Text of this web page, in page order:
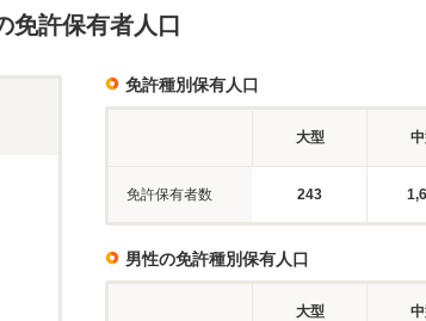
免許保有者人口
免許種別保有人口
大型
免許保有者数 243
男性の免許種別保有人口
大型